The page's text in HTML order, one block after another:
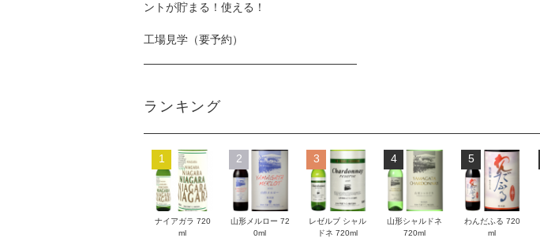
ントが貯まる！使える！
工場見学（要予約）
ランキング
1
ナイアガラ 720
ml
2
山形メルロー 72
0ml
3
レゼルブ シャル
ドネ 720ml
4
山形シャルドネ
720ml
5
わんだふる 720
ml